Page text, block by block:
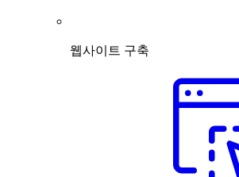
웹사이트 구축